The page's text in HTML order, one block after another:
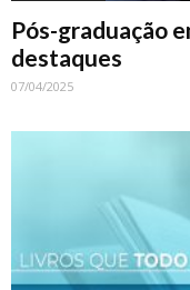
Pós-graduação
destaques
07/04/2025